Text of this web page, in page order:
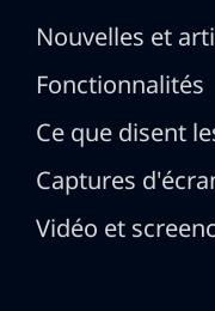
Nouvelles et
Fonctionnalités
Ce que disent
Captures
Vidéo et